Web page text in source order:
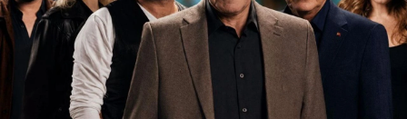
BASKETBOL
SAĞLIK